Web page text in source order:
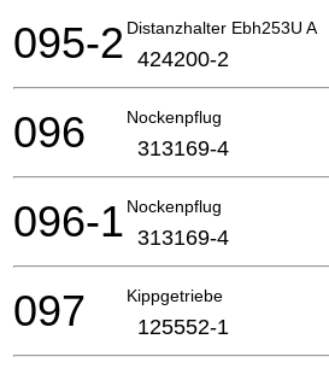
Distanzhalter Ebh253U A
095-2 424200-2
Nockenpflug
096 313169-4
Nockenpflug
096-1 313169-4
Kippgetriebe
097 125552-1